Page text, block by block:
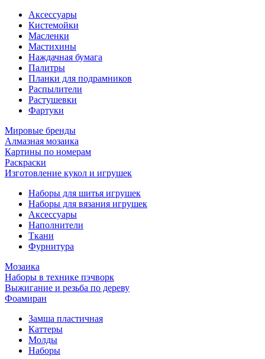
Аксессуары
Кистемойки
Масленки
Мастихины
Наждачная бумага
Палитры
Планки для подрамников
Распылители
Растушевки
Фартуки
Мировые бренды
Алмазная мозаика
Картины по номерам
Раскраски
Изготовление кукол и игрушек
Наборы для шитья игрушек
Наборы для вязания игрушек
Аксессуары
Наполнители
Ткани
Фурнитура
Мозаика
Наборы в технике пэчворк
Выжигание и резьба по дереву
Фоамиран
Замша пластичная
Каттеры
Молды
Наборы